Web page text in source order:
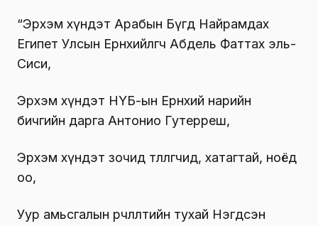
“Эрхэм хүндэт Арабын Бүгд Найрамдах
Египет Улсын Ерөнхийлөгч Абдель Фаттах эль-
Сиси,
Эрхэм хүндэт НҮБ-ын Ерөнхий нарийн
бичгийн дарга Антонио Гутерреш,
Эрхэм хүндэт зочид төлөөлөгчид, хатагтай, ноёд
оо,
Уур амьсгалын өөрчлөлтийн тухай Нэгдсэн